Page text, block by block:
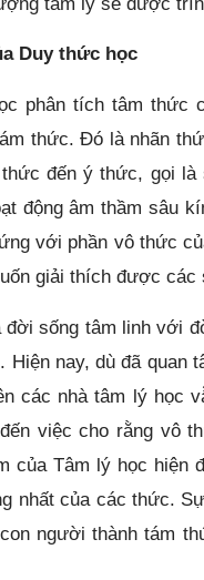
Duy thức học
phân tích tâm thức
thức. Đó là nhãn
đến ý thức, gọi
động âm thầm sâu
với phần vô thức
giải thích được
đời sống tâm linh với
nay, dù đã quan
các nhà tâm lý học
việc cho rằng vô
của Tâm lý học
nhất của các thức.
người thành tám